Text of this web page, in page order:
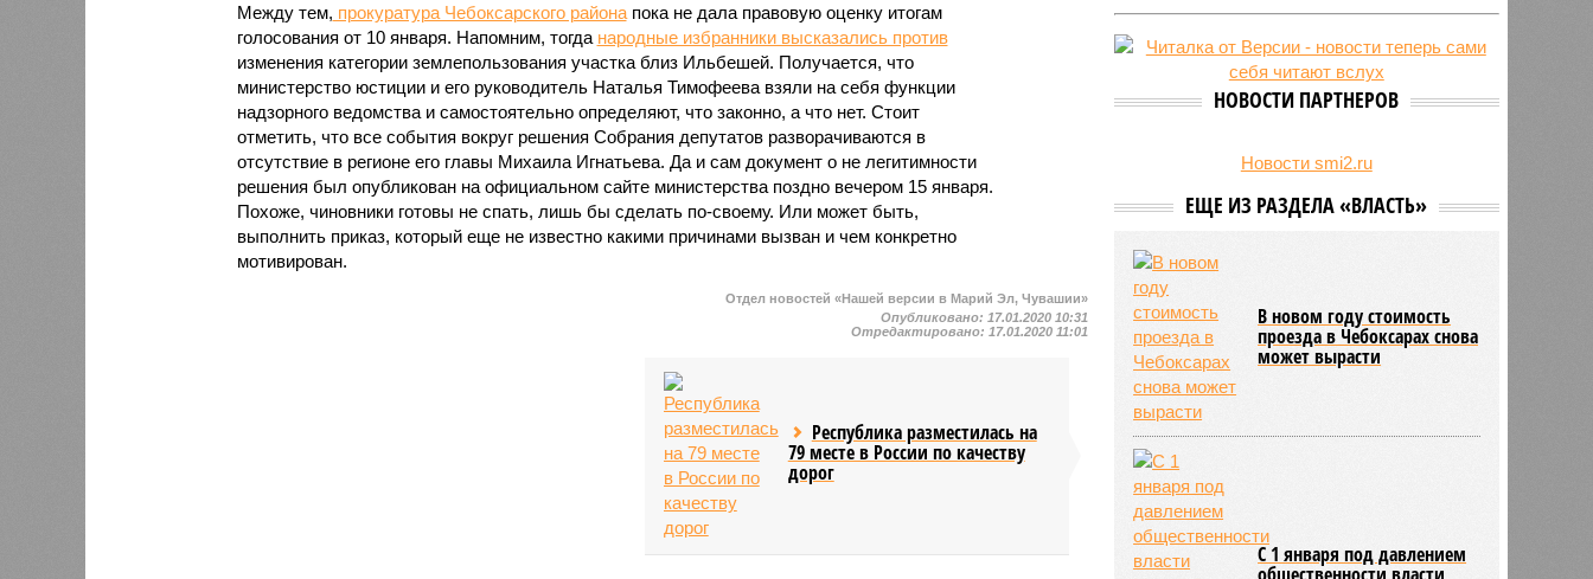
Между тем, прокуратура Чебоксарского районапока не дала правовую оценку итогам
голосования от 10 января. Напомним, тогда народные избранники высказались против
изменения категории землепользования участка близ Ильбешей. Получается, что
министерство юстиции и его руководитель Наталья Тимофеева взяли на себя функции
надзорного ведомства и самостоятельно определяют, что законно, а что нет. Стоит
отметить, что все события вокруг решения Собрания депутатов разворачиваются в
отсутствие в регионе его главы Михаила Игнатьева. Да и сам документ о не легитимности
решения был опубликован на официальном сайте министерства поздно вечером 15 января.
Похоже, чиновники готовы не спать, лишь бы сделать по-своему. Или может быть,
выполнить приказ, который еще не известно какими причинами вызван и чем конкретно
мотивирован.
Отдел новостей «Нашей версии в Марий Эл, Чувашии»
Опубликовано: 17.01.2020 10:31
Отредактировано: 17.01.2020 11:01
Республика разместилась на
79 месте в России по качеству
дорог
27/07
Чувашские врачи выходили
младенца массой 745 граммов
Чувашские аграрии начали уборку
урожая
НОВОСТИ ПАРТНЕРОВ
Новости smi2.ru
ЕЩЕ ИЗ РАЗДЕЛА «ВЛАСТЬ»
В новом году стоимость
проезда в Чебоксарах снова
может вырасти
С 1 января под давлением
общественности власти